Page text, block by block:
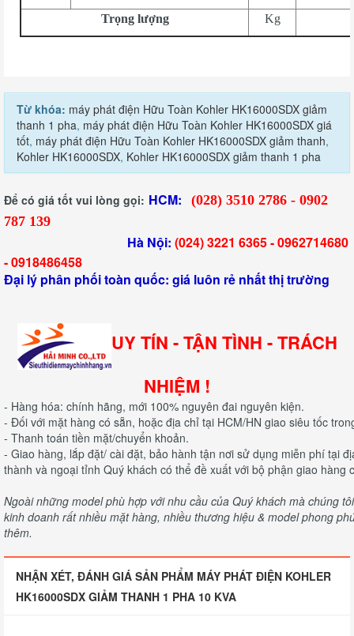
Trọng lượng
Kg
Từ khóa: máy phát điện Hữu Toàn Kohler HK16000SDX giảm
thanh 1 pha, máy phát điện Hữu Toàn Kohler HK16000SDX giá
tốt, máy phát điện Hữu Toàn Kohler HK16000SDX giảm thanh,
Kohler HK16000SDX, Kohler HK16000SDX giảm thanh 1 pha
Để có giá tốt vui lòng gọi: HCM:
(028) 3510 2786 - 0902
787 139
Hà Nội: (024) 3221 6365 -0962714680
-0918486458
Đại lý phân phối toàn quốc: giá luôn rẻ nhất thị trường
UY TÍN - TẬN TÌNH - TRÁCH
NHIỆM !
- Hàng hóa: chính hãng, mới 100% nguyên đai nguyên kiện.
- Đối với mặt hàng có sẵn, hoặc địa chỉ tại HCM/HN giao siêu tốc
- Thanh toán tiền mặt/chuyển khoản.
- Giao hàng, lắp đặt/ cài đặt, bảo hành tận nơi sử dụng miễn phí tại
thành và ngoại tỉnh Quý khách có thể đề xuất với bộ phận giao hàng
Ngoài những model phù hợp với nhu cầu của Quý khách mà chúng
kinh doanh rất nhiều mặt hàng, nhiều thương hiệu & model phong
thêm.
NHẬN XÉT, ĐÁNH GIÁ SẢN PHẨM MÁY PHÁT ĐIỆN KOHLER
HK16000SDX GIẢM THANH 1 PHA 10 KVA